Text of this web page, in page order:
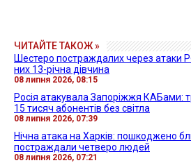
ЧИТАЙТЕ ТАКОЖ »
Шестеро постраждалих через атаки
них 13-річна дівчина
08 липня 2026, 08:15
Росія атакувала Запоріжжя КАБами:
15 тисяч абонентів без світла
08 липня 2026, 07:39
Нічна атака на Харків: пошкоджено
постраждали четверо людей
08 липня 2026, 07:21